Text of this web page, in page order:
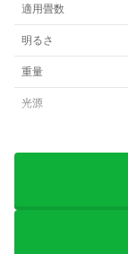
適用畳数
明るさ
重量
光源